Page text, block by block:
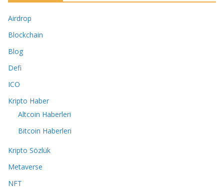
Airdrop
Blockchain
Blog
Defi
ICO
Kripto Haber
Altcoin Haberleri
Bitcoin Haberleri
Kripto Sözlük
Metaverse
NFT